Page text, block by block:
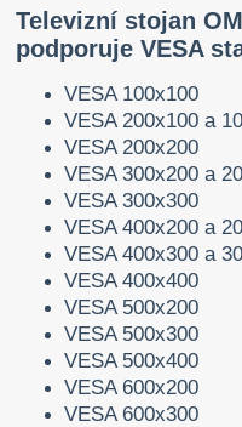
Televizní stojan
podporuje VESA
VESA 100x100
VESA 200x100 a
VESA 200x200
VESA 300x200 a
VESA 300x300
VESA 400x200 a
VESA 400x300 a
VESA 400x400
VESA 500x200
VESA 500x300
VESA 500x400
VESA 600x200
VESA 600x300